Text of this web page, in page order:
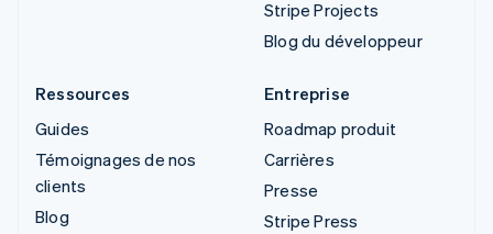
Stripe Projects
Blog du développeur
Ressources
Guides
Témoignages de nos
clients
Blog
Entreprise
Roadmap produit
Carrières
Presse
Stripe Press